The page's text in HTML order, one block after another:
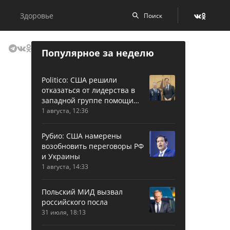
Здоровье
Популярное за неделю
Politico: США решили
отказаться от лидерства в
западной группе помощи
Украине
1 августа, 12:36
Рубио: США намерены
возобновить переговоры РФ
и Украины
1 августа, 14:33
Польский МИД вызвал
российского посла
31 июля, 18:13